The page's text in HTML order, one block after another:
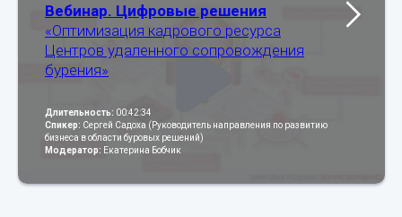
Вебинар. Цифровые решения
«Оптимизация кадрового ресурса
Центров удаленного сопровождения
бурения»
Длительность: 00:42:34
Спикер: Сергей Садоха (Руководитель направления по развитию
бизнеса в области буровых решений)
Модератор: Екатерина Бобчик